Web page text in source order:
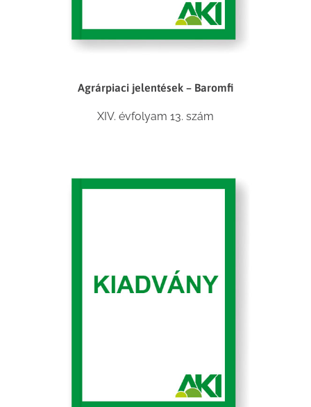
Agrárpiaci jelentések – Baromfi
XIV. évfolyam 13. szám